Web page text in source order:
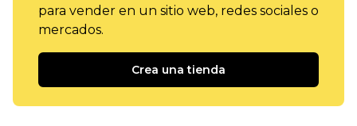
para vender en un sitio web, redes sociales o
mercados.
Crea una tienda